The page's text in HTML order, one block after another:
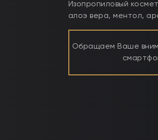
Изопропиловый
алоэ вера, ментол,
Обращаем Ваше